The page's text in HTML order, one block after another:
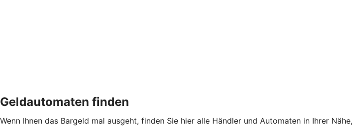
Geldautomaten finden
Wenn Ihnen das Bargeld mal ausgeht, finden Sie hier alle Händler und Automaten in Ihrer